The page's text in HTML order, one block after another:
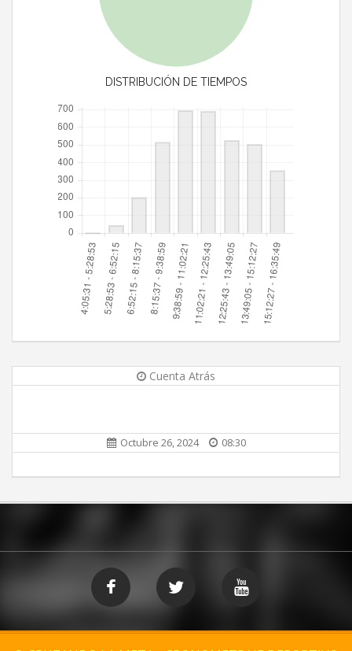
DISTRIBUCIÓN DE TIEMPOS
Cuenta Atrás
Octubre 26, 2024 08:30